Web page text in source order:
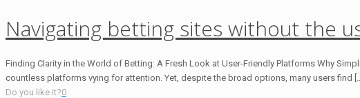
Navigating betting sites without the
Finding Clarity in the World of Betting: A Fresh Look at User-Friendly Platforms Why
countless platforms vying for attention. Yet, despite the broad options, many users find […]
Do you like it?0